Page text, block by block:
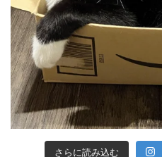
さらに読み込む